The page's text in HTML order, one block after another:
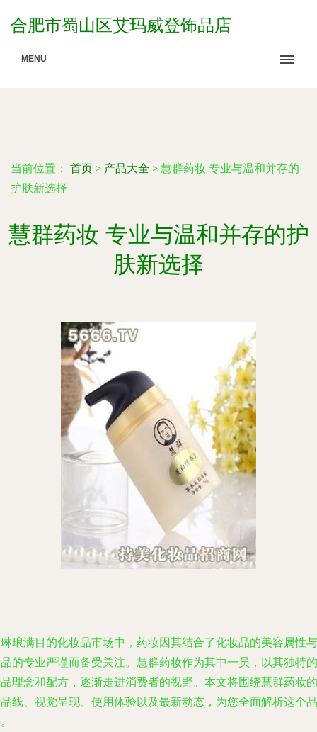
合肥市蜀山区艾玛威登饰品店
MENU
当前位置： 首页 > 产品大全 > 慧群药妆 专业与温和并存的
护肤新选择
慧群药妆 专业与温和并存的护
肤新选择
琅满目的化妆品市场中，药妆因其结合了化妆品的美容属性与
的专业严谨而备受关注。慧群药妆作为其中一员，以其独特的
理念和配方，逐渐走进消费者的视野。本文将围绕慧群药妆的
线、视觉呈现、使用体验以及最新动态，为您全面解析这个品